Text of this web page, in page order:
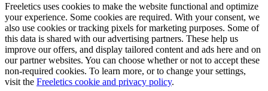
Freeletics uses cookies to make the website functional and optimize
your experience. Some cookies are required. With your consent, we
also use cookies or tracking pixels for marketing purposes. Some of
this data is shared with our advertising partners. These help us
improve our offers, and display tailored content and ads here and on
our partner websites. You can choose whether or not to accept these
non-required cookies. To learn more, or to change your settings,
visit the Freeletics cookie and privacy policy.